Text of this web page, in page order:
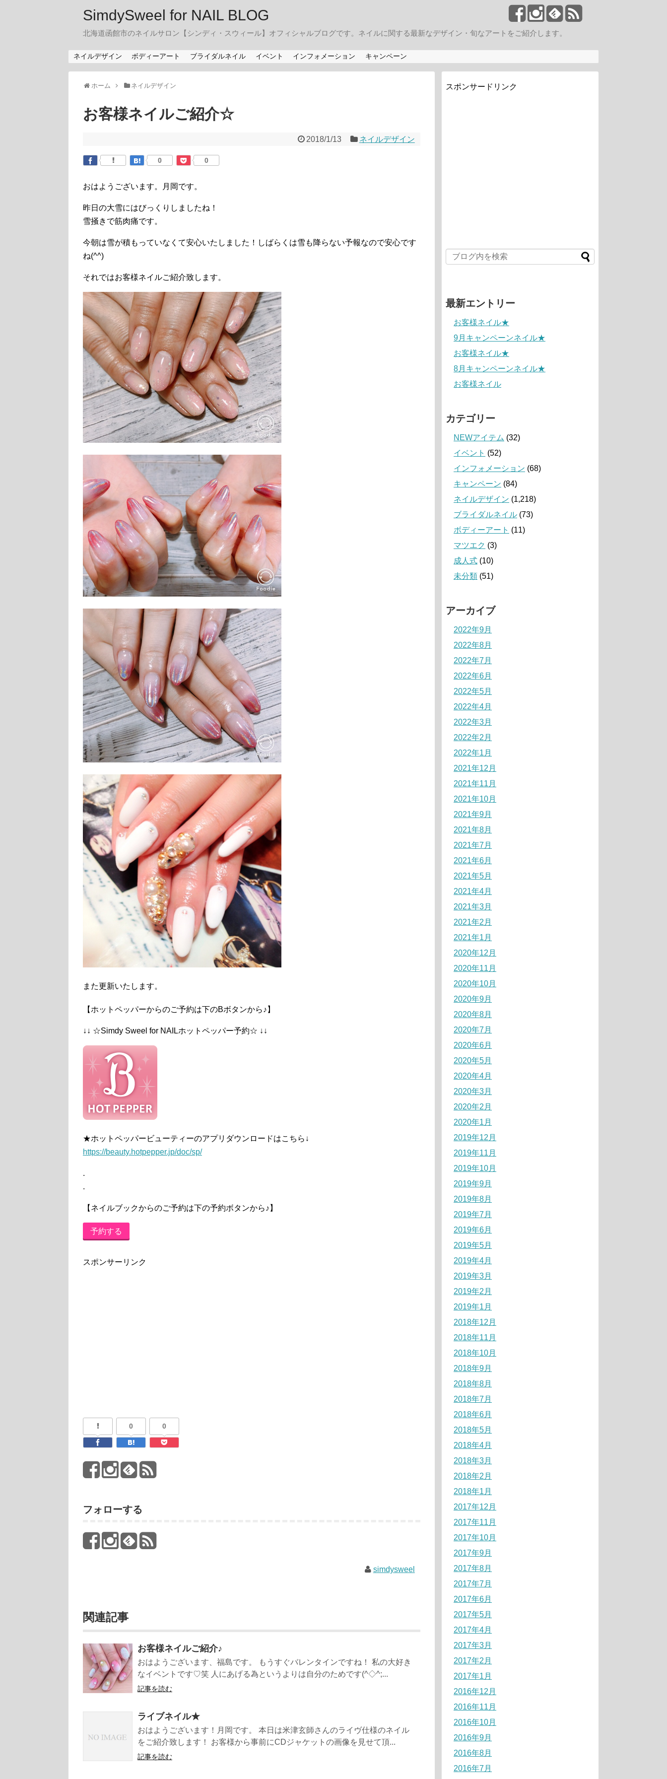
SimdySweel for NAIL BLOG
北海道函館市のネイルサロン【シンディ・スウィール】オフィシャルブログです。ネイルに関する最新なデザイン・旬なアートをご紹介します。
ネイルデザイン ボディーアート ブライダルネイル イベント インフォメーション キャンペーン
ホーム ネイルデザイン
お客様ネイルご紹介☆
2018/1/13 ネイルデザイン
0 0
おはようございます。月岡です。
昨日の大雪にはびっくりしましたね！
雪掻きで筋肉痛です。
今朝は雪が積もっていなくて安心いたしました！しばらくは雪も降らない予報なので安心です
ね(^^)
それではお客様ネイルご紹介致します。
また更新いたします。
【ホットペッパーからのご予約は下のBボタンから♪】
↓↓ ☆Simdy Sweel for NAILホットペッパー予約☆ ↓↓
★ホットペッパービューティーのアプリダウンロードはこちら↓
https://beauty.hotpepper.jp/doc/sp/
.
.
【ネイルブックからのご予約は下の予約ボタンから♪】
予約する
スポンサーリンク
0 0
フォローする
simdysweel
関連記事
お客様ネイルご紹介♪
おはようございます、福島です。 もうすぐバレンタインですね！ 私の大好き
なイベントです♡笑 人にあげる為というよりは自分のためです(^◇^;...
記事を読む
ライブネイル★
おはようございます！月岡です。 本日は米津玄師さんのライヴ仕様のネイル
をご紹介致します！ お客様から事前にCDジャケットの画像を見せて頂...
記事を読む
スポンサードリンク
最新エントリー
お客様ネイル★
9月キャンペーンネイル★
お客様ネイル★
8月キャンペーンネイル★
お客様ネイル
カテゴリー
NEWアイテム (32)
イベント (52)
インフォメーション (68)
キャンペーン (84)
ネイルデザイン (1,218)
ブライダルネイル (73)
ボディーアート (11)
マツエク (3)
成人式 (10)
未分類 (51)
アーカイブ
2022年9月
2022年8月
2022年7月
2022年6月
2022年5月
2022年4月
2022年3月
2022年2月
2022年1月
2021年12月
2021年11月
2021年10月
2021年9月
2021年8月
2021年7月
2021年6月
2021年5月
2021年4月
2021年3月
2021年2月
2021年1月
2020年12月
2020年11月
2020年10月
2020年9月
2020年8月
2020年7月
2020年6月
2020年5月
2020年4月
2020年3月
2020年2月
2020年1月
2019年12月
2019年11月
2019年10月
2019年9月
2019年8月
2019年7月
2019年6月
2019年5月
2019年4月
2019年3月
2019年2月
2019年1月
2018年12月
2018年11月
2018年10月
2018年9月
2018年8月
2018年7月
2018年6月
2018年5月
2018年4月
2018年3月
2018年2月
2018年1月
2017年12月
2017年11月
2017年10月
2017年9月
2017年8月
2017年7月
2017年6月
2017年5月
2017年4月
2017年3月
2017年2月
2017年1月
2016年12月
2016年11月
2016年10月
2016年9月
2016年8月
2016年7月